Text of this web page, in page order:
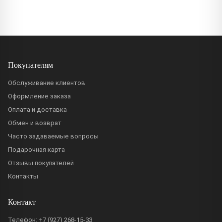
Покупателям
Обслуживание клиентов
Оформление заказа
Оплата и доставка
Обмен и возврат
Часто задаваемые вопросы
Подарочная карта
Отзывы покупателей
Контакты
Контакт
Телефон: +7 (927) 268-15-33